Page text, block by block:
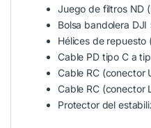
Juego de filtros ND
Bolsa bandolera DJI
Hélices de repuesto
Cable PD tipo C a
Cable RC (conector
Cable RC (conector
Protector del